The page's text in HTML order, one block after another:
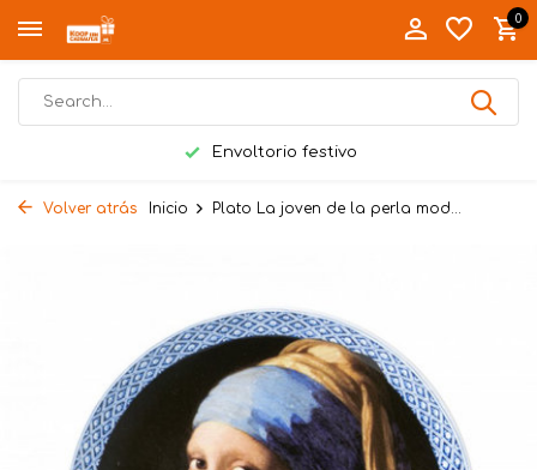
0
Envoltorio festivo
Volver atrás Inicio Plato La joven de la perla mod...